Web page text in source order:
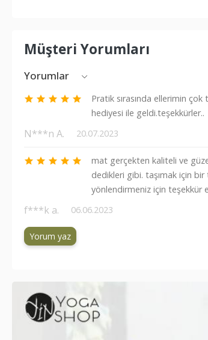
Müşteri Yorumları
Yorumlar
Pratik sırasında ellerimin çok
hediyesi ile geldi.teşekkürler..
N***n A. 20.07.2023
mat gerçekten kaliteli ve
dedikleri gibi. taşımak için bir
yönlendirmeniz için teşekkür
f***k a. 06.06.2023
Yorum yaz